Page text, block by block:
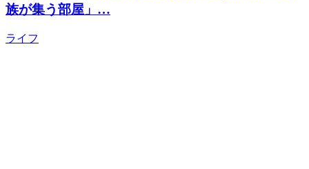
族が集う部屋」…
ライフ